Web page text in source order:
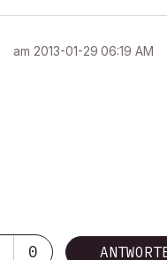
am ‎2013-01-29 06:19 AM
0